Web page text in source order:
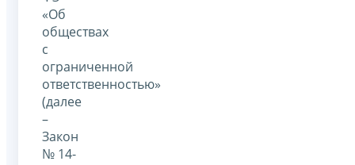
«Об
обществах
с
ограниченной
ответственностью»
(далее
–
Закон
№ 14-